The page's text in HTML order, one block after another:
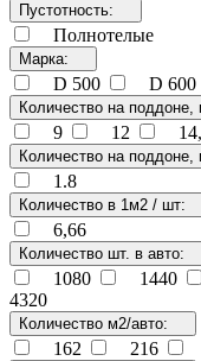
Пустотность:
Полнотелые
Марка:
D 500 D 600
Количество на поддоне,
9 12
Количество на поддоне,
1.8
Количество в 1м2 / шт:
6,66
Количество шт. в авто:
1080 1440
4320
Количество м2/авто:
162 216